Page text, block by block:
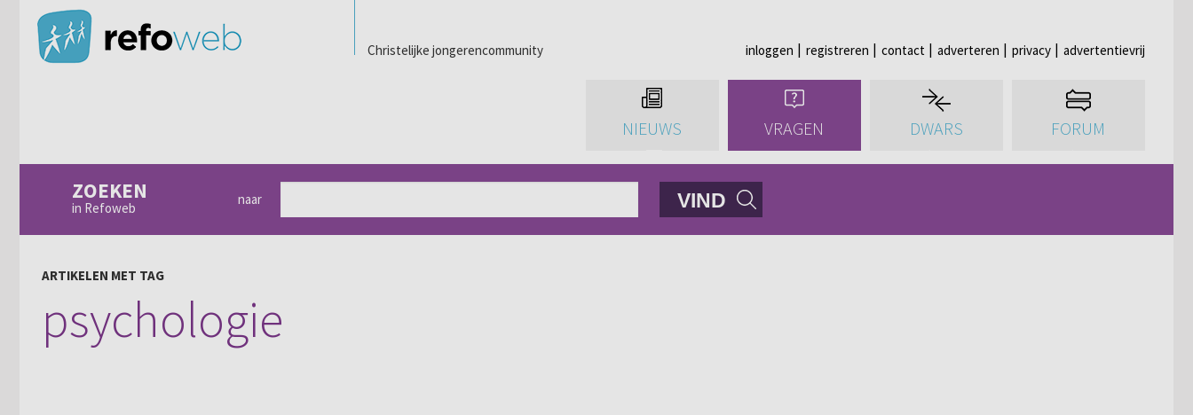
Christelijke jongerencommunity inloggen registreren contact adverteren privacy advertentievrij
NIEUWS VRAGEN DWARS FORUM
ZOEKEN
in Refoweb
naar VIND
ARTIKELEN MET TAG
psychologie